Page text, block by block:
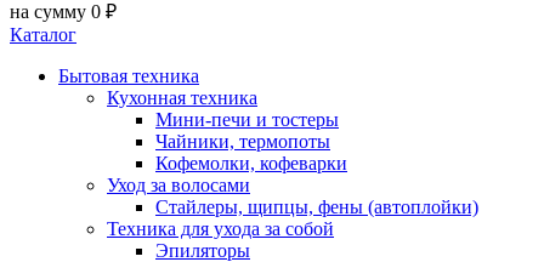
на сумму 0 ₽
Каталог
Бытовая техника
Кухонная техника
Мини-печи и тостеры
Чайники, термопоты
Кофемолки, кофеварки
Уход за волосами
Стайлеры, щипцы, фены (автоплойки)
Техника для ухода за собой
Эпиляторы